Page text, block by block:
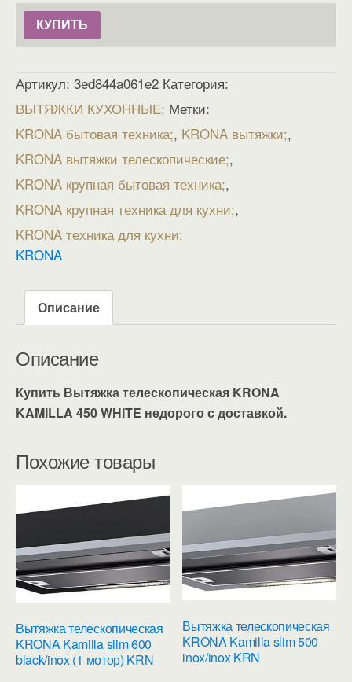
КУПИТЬ
Артикул: 3ed844a061e2 Категория:
ВЫТЯЖКИ КУХОННЫЕ Метки:
KRONA бытовая техника , KRONA вытяжки ,
KRONA вытяжки телескопические ,
KRONA крупная бытовая техника ,
KRONA крупная техника для кухни ,
KRONA техника для кухни
KRONA
Описание
Описание
Купить Вытяжка телескопическая KRONA
KAMILLA 450 WHITE недорого с доставкой.
Похожие товары
Вытяжка телескопическая
KRONA Kamilla slim 600
black/inox (1 мотор) KRN
Вытяжка телескопическая
KRONA Kamilla slim 500
inox/inox KRN